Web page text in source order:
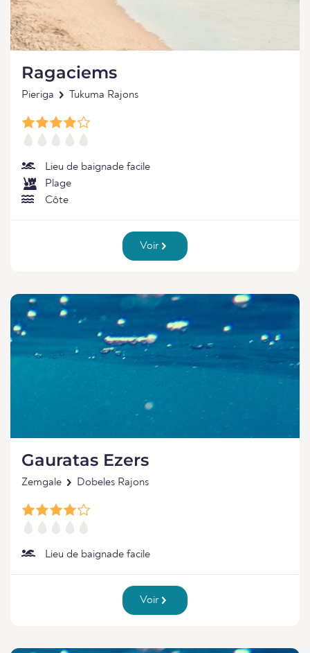
Ragaciems
Pieriga Tukuma Rajons
Lieu de baignade facile
Plage
Côte
Voir
Gauratas Ezers
Zemgale Dobeles Rajons
Lieu de baignade facile
Voir